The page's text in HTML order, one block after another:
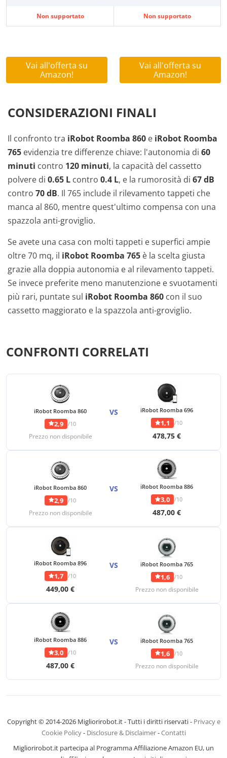
Non supportato Non supportato
Vai all'offerta su
Amazon!
Vai all'offerta su
Amazon!
CONSIDERAZIONI FINALI
Il confronto tra iRobot Roomba 860 e iRobot Roomba
765 evidenzia tre differenze chiave: l'autonomia di 60
minuti contro 120 minuti, la capacità del cassetto
polvere di 0.65 L contro 0.4 L, e la rumorosità di 67 dB
contro 70 dB. Il 765 include il rilevamento tappeti che
manca al 860, mentre quest'ultimo compensa con una
spazzola anti-groviglio.
Se avete una casa con molti tappeti e superfici ampie
oltre 70 mq, il iRobot Roomba 765 è la scelta giusta
grazie alla doppia autonomia e al rilevamento tappeti.
Se invece preferite meno manutenzione e svuotamenti
più rari, puntate sul iRobot Roomba 860 con il suo
cassetto maggiorato e la spazzola anti-groviglio.
CONFRONTI CORRELATI
iRobot Roomba 860
2,9 /10
Prezzo non disponibile
VS iRobot Roomba 696
1,1 /10
478,75 €
iRobot Roomba 860
2,9 /10
Prezzo non disponibile
VS iRobot Roomba 886
3,0 /10
487,00 €
iRobot Roomba 896
1,7 /10
449,00 €
VS iRobot Roomba 765
1,6 /10
Prezzo non disponibile
iRobot Roomba 886
3,0 /10
487,00 €
VS iRobot Roomba 765
1,6 /10
Prezzo non disponibile
Copyright © 2014-2026 Migliorirobot.it - Tutti i diritti riservati - Privacy e
Cookie Policy- Disclosure & Disclaimer-Contatti
Migliorirobot.it partecipa al Programma Affiliazione Amazon EU, un